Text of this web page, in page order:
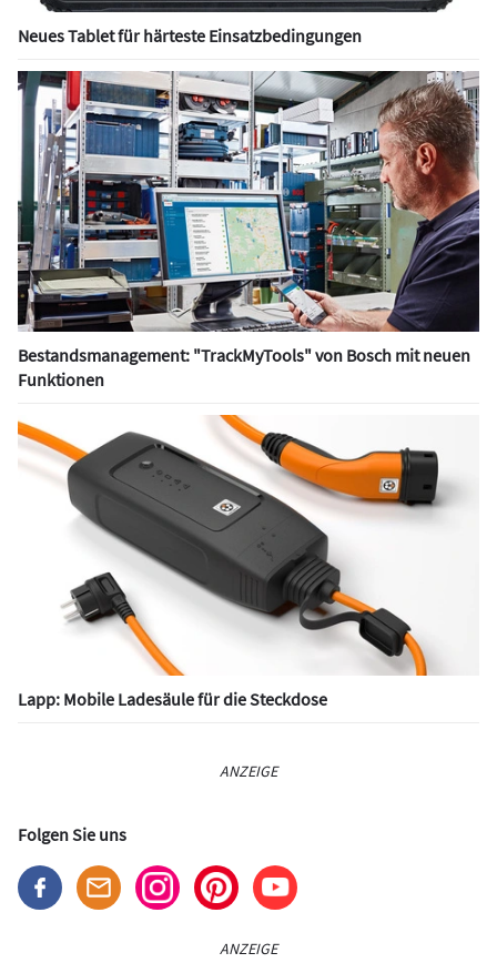
Neues Tablet für härteste Einsatzbedingungen
Bestandsmanagement: "TrackMyTools" von Bosch mit neuen
Funktionen
Lapp: Mobile Ladesäule für die Steckdose
ANZEIGE
Folgen Sie uns
ANZEIGE